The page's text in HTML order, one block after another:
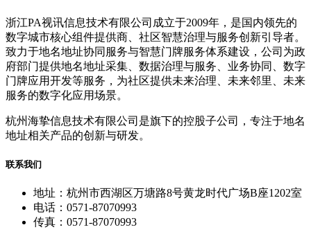
浙江PA视讯信息技术有限公司成立于2009年，是国内领先的
数字城市核心组件提供商、社区智慧治理与服务创新引导者。
致力于地名地址协同服务与智慧门牌服务体系建设，公司为政
府部门提供地名地址采集、数据治理与服务、业务协同、数字
门牌应用开发等服务，为社区提供未来治理、未来邻里、未来
服务的数字化应用场景。
杭州海挚信息技术有限公司是旗下的控股子公司，专注于地名
地址相关产品的创新与研发。
联系我们
地址：杭州市西湖区万塘路8号黄龙时代广场B座1202室
电话：0571-87070993
传真：0571-87070993